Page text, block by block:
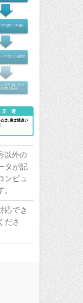
以外の
タが記
ンピュ
応でき
ださ